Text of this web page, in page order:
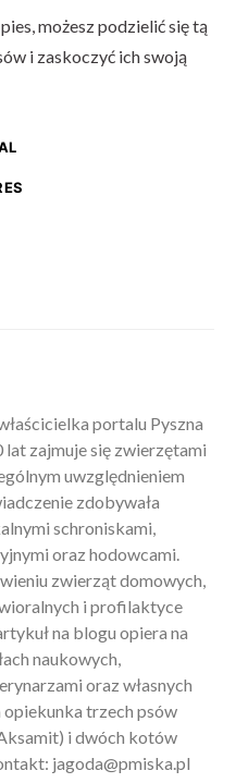
możesz podzielić się tą
i zaskoczyć ich swoją
portalu Pyszna
lat zajmuje się zwierzętami
uwzględnieniem
zdobywała
schroniskami,
oraz hodowcami.
zwierząt domowych,
i profilaktyce
na blogu opiera na
naukowych,
oraz własnych
opiekunka trzech psów
i dwóch kotów
jagoda@pmiska.pl